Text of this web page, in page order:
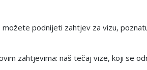
podnijeti zahtjev za vizu,
zahtjevima: naš tečaj vize, koji se